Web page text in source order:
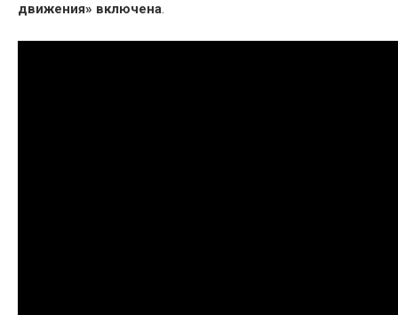
движения» включена.